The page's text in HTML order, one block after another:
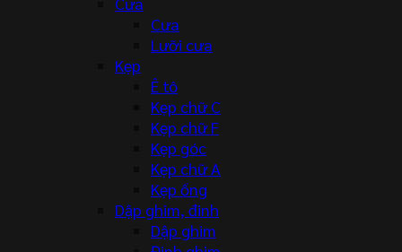
Cưa
Lưỡi cưa
Kẹp
Ê tô
Kẹp chữ C
Kẹp chữ F
Kẹp góc
Kẹp chữ A
Kẹp ống
Dập ghim, đinh
Dập ghim